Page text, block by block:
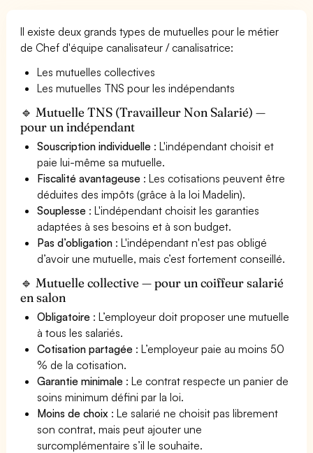
Il existe deux grands types de mutuelles pour le métier
de Chef d'équipe canalisateur / canalisatrice:
Les mutuelles collectives
Les mutuelles TNS pour les indépendants
🔹 Mutuelle TNS (Travailleur Non Salarié) —
pour un indépendant
Souscription individuelle : L'indépendant choisit et
paie lui-même sa mutuelle.
Fiscalité avantageuse : Les cotisations peuvent être
déduites des impôts (grâce à la loi Madelin).
Souplesse : L'indépendant choisit les garanties
adaptées à ses besoins et à son budget.
Pas d’obligation : L'indépendant n'est pas obligé
d’avoir une mutuelle, mais c’est fortement conseillé.
🔹 Mutuelle collective — pour un coiffeur salarié
en salon
Obligatoire : L’employeur doit proposer une mutuelle
à tous les salariés.
Cotisation partagée : L’employeur paie au moins 50
% de la cotisation.
Garantie minimale : Le contrat respecte un panier de
soins minimum défini par la loi.
Moins de choix : Le salarié ne choisit pas librement
son contrat, mais peut ajouter une
surcomplémentaire s’il le souhaite.